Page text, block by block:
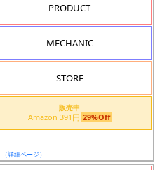
PRODUCT
MECHANIC
STORE
販売中
Amazon 391円 29%Off
（詳細ページ）